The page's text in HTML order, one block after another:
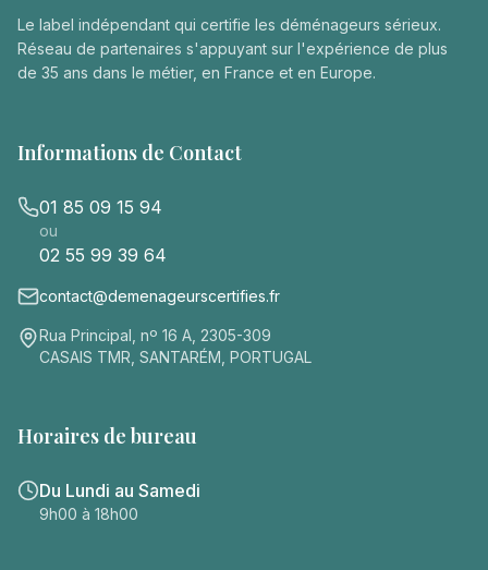
Le label indépendant qui certifie les déménageurs sérieux.
Réseau de partenaires s'appuyant sur l'expérience de plus
de 35 ans dans le métier, en France et en Europe.
Informations de Contact
01 85 09 15 94
ou
02 55 99 39 64
contact@demenageurscertifies.fr
Rua Principal, nº 16 A, 2305-309
CASAIS TMR, SANTARÉM, PORTUGAL
Horaires de bureau
Du Lundi au Samedi
9h00 à 18h00